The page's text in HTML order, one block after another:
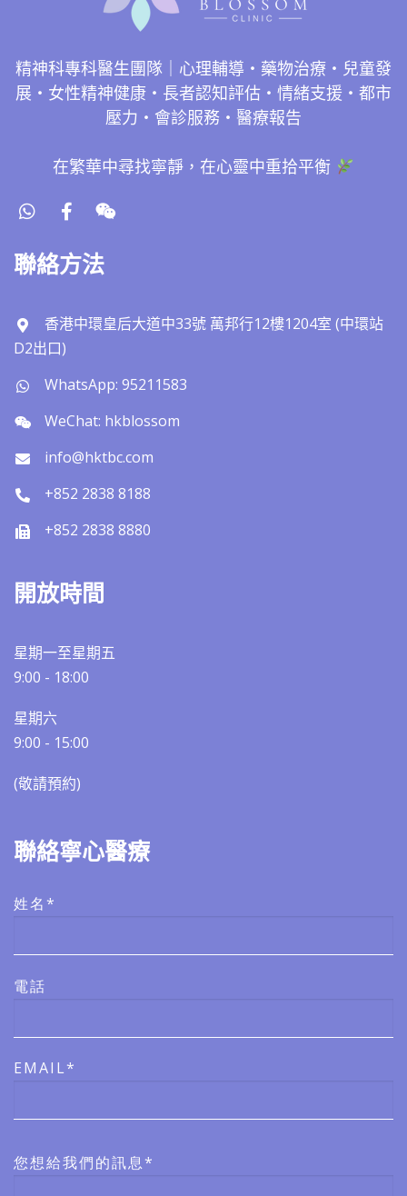
精神科專科醫生團隊｜心理輔導・藥物治療・兒童發
展・女性精神健康・長者認知評估・情緒支援・都市
壓力・會診服務・醫療報告
在繁華中尋找寧靜，在心靈中重拾平衡
聯絡方法
香港中環皇后大道中33號 萬邦行12樓1204室 (中環站
D2出口)
WhatsApp: 95211583
WeChat: hkblossom
info@hktbc.com
+852 2838 8188
+852 2838 8880
開放時間
星期一至星期五
9:00 - 18:00
星期六
9:00 - 15:00
(敬請預約)​​
聯絡寧心醫療
姓名*
電話
EMAIL*
您想給我們的訊息*